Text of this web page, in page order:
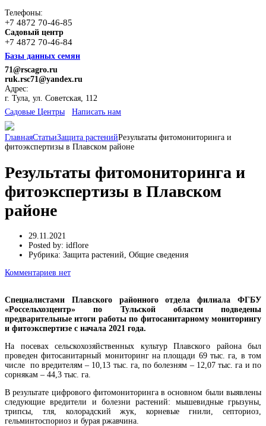
Телефоны:
+7 4872 70-46-85
Садовый центр
+7 4872 70-46-84
Базы данных семян
71@rscagro.ru
ruk.rsc71@yandex.ru
Адрес:
г. Тула, ул. Советская, 112
Cадовые Центры
Написать нам
ГлавнаяСтатьиЗащита растенийРезультаты фитомониторинга и
фитоэкспертизы в Плавском районе
Результаты фитомониторинга и
фитоэкспертизы в Плавском
районе
29.11.2021
Posted by: idflore
Рубрика: Защита растений, Общие сведения
Комментариев нет
Специалистами Плавского районного отдела филиала ФГБУ
«Россельхозцентр» по Тульской области подведены
предварительные итоги работы по фитосанитарному мониторингу
и фитоэкспертизе с начала 2021 года.
На посевах сельскохозяйственных культур Плавского района был
проведен фитосанитарный мониторинг на площади 69 тыс. га, в том
числе по вредителям – 10,13 тыс. га, по болезням – 12,07 тыс. га и по
сорнякам – 44,3 тыс. га.
В результате цифрового фитомониторинга в основном были выявлены
следующие вредители и болезни растений: мышевидные грызуны,
трипсы, тля, колорадский жук, корневые гнили, септориоз,
гельминтоспориоз и бурая ржавчина.